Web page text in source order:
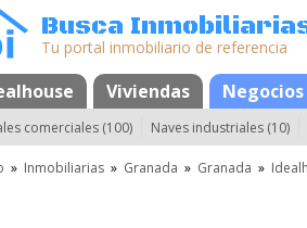
Busca
Tu portal inmobiliario de referencia
Viviendas Negocios
MapaFavoritos
comerciales (100) Naves industriales (10)
» Inmobiliarias » Granada » Granada »